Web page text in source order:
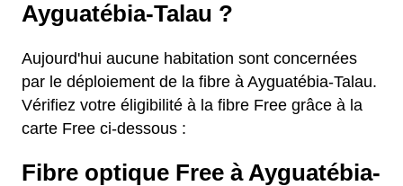
Ayguatébia-Talau ?
Aujourd'hui aucune habitation sont concernées
par le déploiement de la fibre à Ayguatébia-Talau.
Vérifiez votre éligibilité à la fibre Free grâce à la
carte Free ci-dessous :
Fibre optique Free à Ayguatébia-